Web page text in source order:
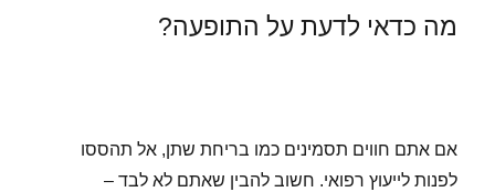
מה כדאי לדעת על התופעה?
אם אתם חווים תסמינים כמו בריחת שתן, אל תהססו
לפנות לייעוץ רפואי. חשוב להבין שאתם לא לבד –